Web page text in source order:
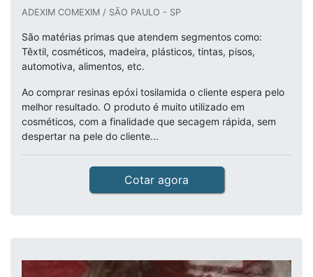
ADEXIM COMEXIM / SÃO PAULO - SP
São matérias primas que atendem segmentos como:
Têxtil, cosméticos, madeira, plásticos, tintas, pisos,
automotiva, alimentos, etc.
Ao comprar resinas epóxi tosilamida o cliente espera pelo
melhor resultado. O produto é muito utilizado em
cosméticos, com a finalidade que secagem rápida, sem
despertar na pele do cliente...
Cotar agora